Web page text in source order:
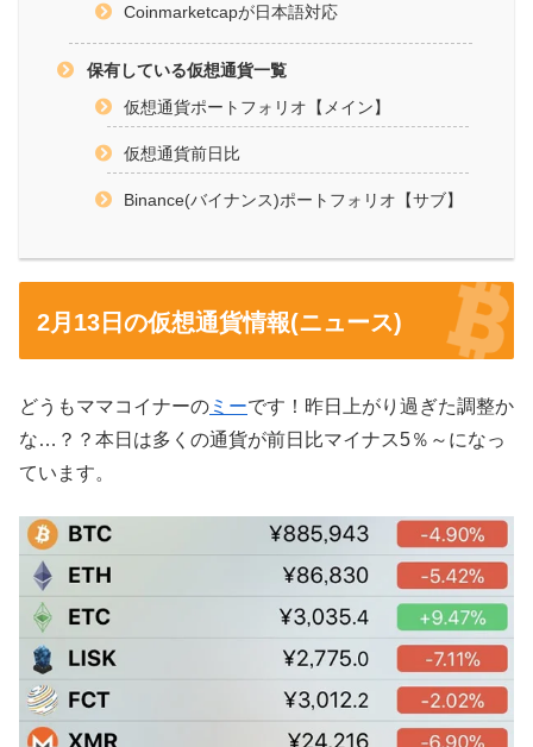
Coinmarketcapが日本語対応
保有している仮想通貨一覧
仮想通貨ポートフォリオ【メイン】
仮想通貨前日比
Binance(バイナンス)ポートフォリオ【サブ】
2月13日の仮想通貨情報(ニュース)
どうもママコイナーの ミーです！昨日上がり過ぎた調整か
な…？？本日は多くの通貨が前日比マイナス5％～になっ
ています。